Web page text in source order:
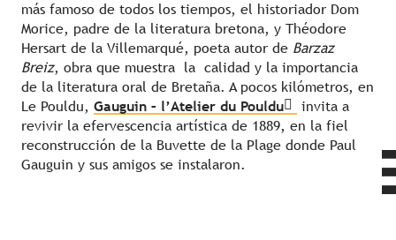
más famoso de todos los tiempos, el historiador Dom
Morice, padre de la literatura bretona, y Théodore
Hersart de la Villemarqué, poeta autor de Barzaz
Breiz, obra que muestra la calidad y la importancia
de la literatura oral de Bretaña. A pocos kilómetros, en
Le Pouldu, Gauguin – l’Atelier du Pouldu
invita a
revivir la efervescencia artística de 1889, en la fiel
reconstrucción de la Buvette de la Plage donde Paul
Gauguin y sus amigos se instalaron.